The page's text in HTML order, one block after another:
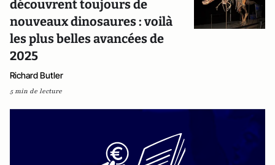
découvrent toujours de
nouveaux dinosaures : voilà
les plus belles avancées de
2025
Richard Butler
5 min de lecture